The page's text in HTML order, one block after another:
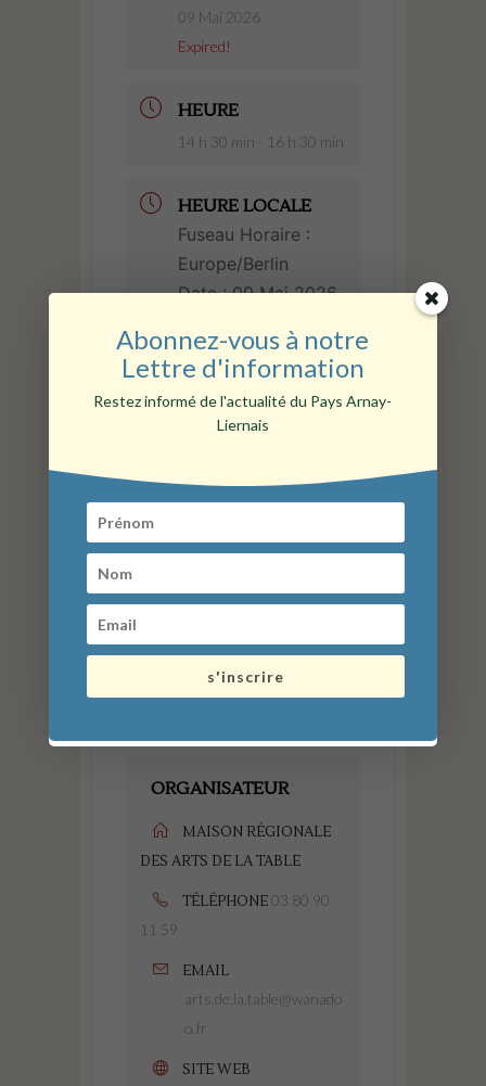
09 Mai 2026
Expired!
HEURE
14 h 30 min - 16 h 30 min
HEURE LOCALE
Fuseau Horaire :
Europe/Berlin
Date :09 Mai 2026
- 16 h 30 min
TARIF
LIEU
Maison régionale des
Arnay-le-Duc
CATÉGORIE
ORGANISATEUR
MAISON RÉGIONALE
DES ARTS DE LA TABLE
TÉLÉPHONE03 80 90
11 59
EMAIL
arts.de.la.table@wanado
o.fr
SITE WEB
Abonnez-vous à notre
Lettre d'information
Restez informé de l'actualité du Pays Arnay-
Liernais
s'inscrire